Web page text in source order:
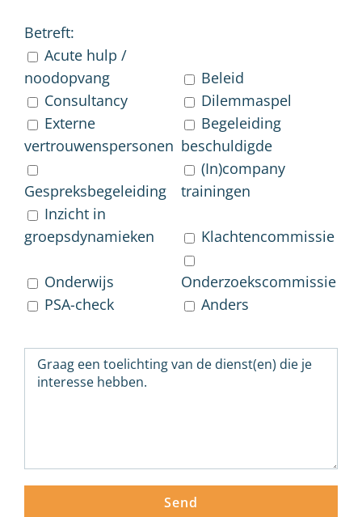
Betreft:
Acute hulp /
noodopvang
Beleid
Consultancy
Dilemmaspel
Externe
vertrouwenspersonen
Begeleiding
beschuldigde
Gespreksbegeleiding
(In)company
trainingen
Inzicht in
groepsdynamieken
Klachtencommissie
Onderwijs
Onderzoekscommissie
PSA-check
Anders